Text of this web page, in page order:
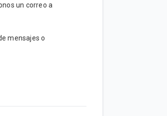
un correo a
mensajes o